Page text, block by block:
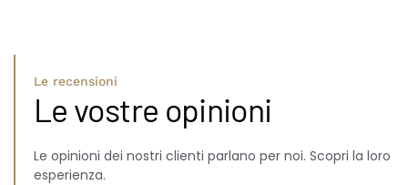
Le recensioni
Le vostre opinioni
Le opinioni dei nostri clienti parlano per noi. Scopri la loro
esperienza.